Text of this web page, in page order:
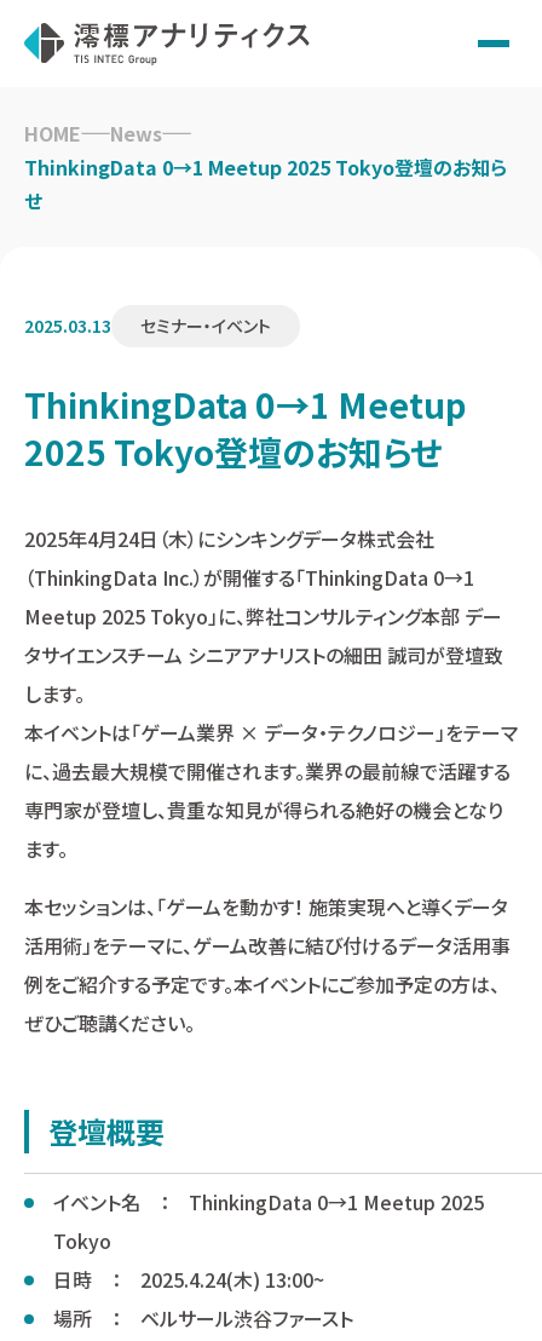
content
HOME
News
ThinkingData 0→1 Meetup 2025 Tokyo登壇のお知ら
せ
2025.03.13 セミナー・イベント
ThinkingData 0→1 Meetup
2025 Tokyo登壇のお知らせ
2025年4月24日（木）にシンキングデータ株式会社
（ThinkingData Inc.）が開催する「ThinkingData 0→1
Meetup 2025 Tokyo」に、弊社コンサルティング本部 デー
タサイエンスチーム シニアアナリストの細田 誠司が登壇致
します。
本イベントは「ゲーム業界 × データ・テクノロジー」をテーマ
に、過去最大規模で開催されます。業界の最前線で活躍する
専門家が登壇し、貴重な知見が得られる絶好の機会となり
ます。
本セッションは、「ゲームを動かす！ 施策実現へと導くデータ
活用術」をテーマに、ゲーム改善に結び付けるデータ活用事
例をご紹介する予定です。本イベントにご参加予定の方は、
ぜひご聴講ください。
登壇概要
イベント名 ： ThinkingData 0→1 Meetup 2025
Tokyo
日時 ： 2025.4.24(木) 13:00~
場所 ： ベルサール渋谷ファースト